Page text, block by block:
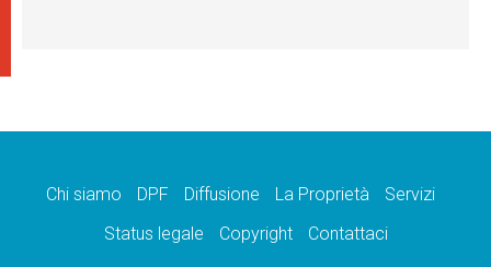
Chi siamo DPF Diffusione La Proprietà
Servizi
Status legale
Copyright Contattaci